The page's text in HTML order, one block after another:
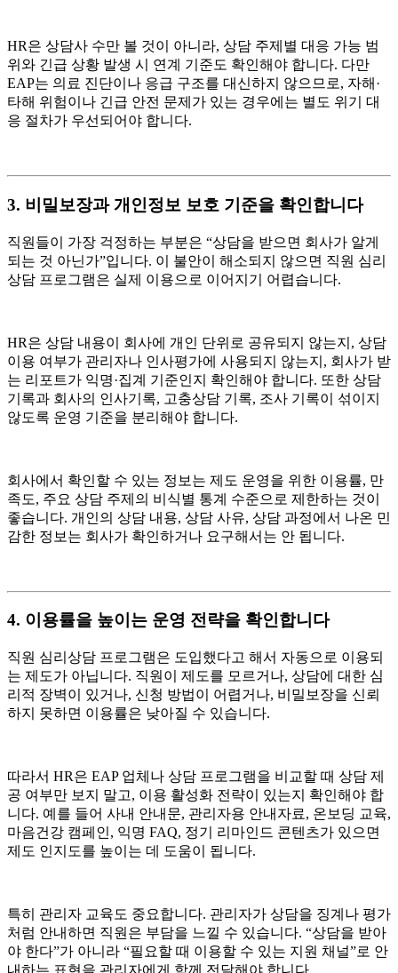
HR은 상담사 수만 볼 것이 아니라, 상담 주제별 대응 가능 범
위와 긴급 상황 발생 시 연계 기준도 확인해야 합니다. 다만
EAP는 의료 진단이나 응급 구조를 대신하지 않으므로, 자해·
타해 위험이나 긴급 안전 문제가 있는 경우에는 별도 위기 대
응 절차가 우선되어야 합니다.
3. 비밀보장과 개인정보 보호 기준을 확인합니다
직원들이 가장 걱정하는 부분은 “상담을 받으면 회사가 알게
되는 것 아닌가”입니다. 이 불안이 해소되지 않으면 직원 심리
상담 프로그램은 실제 이용으로 이어지기 어렵습니다.
HR은 상담 내용이 회사에 개인 단위로 공유되지 않는지, 상담
이용 여부가 관리자나 인사평가에 사용되지 않는지, 회사가 받
는 리포트가 익명·집계 기준인지 확인해야 합니다. 또한 상담
기록과 회사의 인사기록, 고충상담 기록, 조사 기록이 섞이지
않도록 운영 기준을 분리해야 합니다.
회사에서 확인할 수 있는 정보는 제도 운영을 위한 이용률, 만
족도, 주요 상담 주제의 비식별 통계 수준으로 제한하는 것이
좋습니다. 개인의 상담 내용, 상담 사유, 상담 과정에서 나온 민
감한 정보는 회사가 확인하거나 요구해서는 안 됩니다.
4. 이용률을 높이는 운영 전략을 확인합니다
직원 심리상담 프로그램은 도입했다고 해서 자동으로 이용되
는 제도가 아닙니다. 직원이 제도를 모르거나, 상담에 대한 심
리적 장벽이 있거나, 신청 방법이 어렵거나, 비밀보장을 신뢰
하지 못하면 이용률은 낮아질 수 있습니다.
따라서 HR은 EAP 업체나 상담 프로그램을 비교할 때 상담 제
공 여부만 보지 말고, 이용 활성화 전략이 있는지 확인해야 합
니다. 예를 들어 사내 안내문, 관리자용 안내자료, 온보딩 교육,
마음건강 캠페인, 익명 FAQ, 정기 리마인드 콘텐츠가 있으면
제도 인지도를 높이는 데 도움이 됩니다.
특히 관리자 교육도 중요합니다. 관리자가 상담을 징계나 평가
처럼 안내하면 직원은 부담을 느낄 수 있습니다. “상담을 받아
야 한다”가 아니라 “필요할 때 이용할 수 있는 지원 채널”로 안